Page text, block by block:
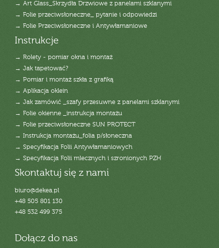
→ Art Glass_Skrzydła Drzwiowe z panelami szklanymi
→ Folie przeciwsłoneczne_ pytanie i odpowiedzi
→ Folie Przeciwsłoneczne i Antywłamaniowe
Instrukcje
→ Rolety - pomiar okna i montaż
→ Jak tapetować?
→ Pomiar i montaż szkła z grafiką
→ Aplikacja oklein
→ Jak zamówić _szafy przesuwne z panelami szklanymi
→ Folie okienne _instrukcja montażu
→ Folie przeciwsłoneczne SUN PROTECT
→ Instrukcja montażu_folia p/słoneczna
→ Specyfikacja Folii Antywłamaniowych
→ Specyfikacja Folii mlecznych i szronionych PZH
Skontaktuj się z nami
biuro@dekea.pl
+48 505 801 130
+48 532 499 375
Dołącz do nas